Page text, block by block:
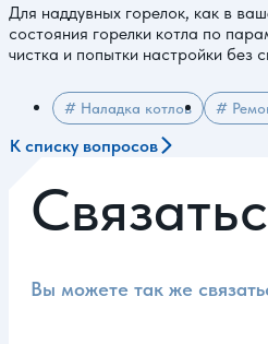
Для наддувных горелок, как в
состояния горелки котла по
чистка и попытки настройки без
# Наладка котлов #
К списку вопросов
Вы можете так же